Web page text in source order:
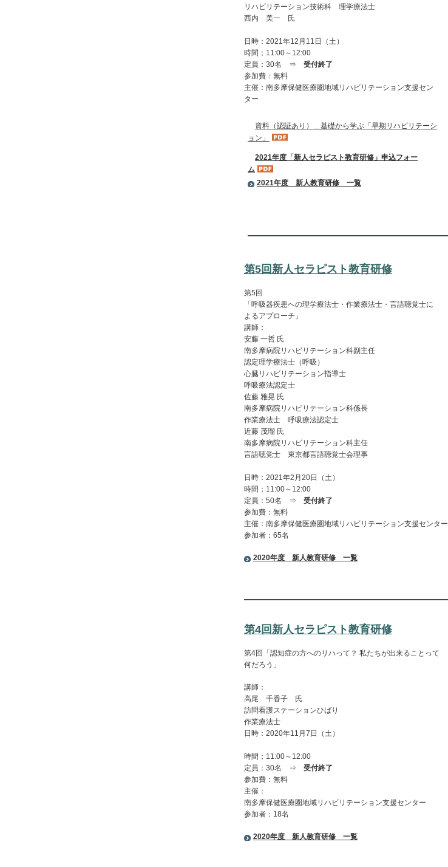
リハビリテーション技術科 理学療法士
西内 美一 氏
日時：2021年12月11日（土）
時間；11:00～12:00
定員：30名 ⇒ 受付終了
参加費：無料
主催：南多摩保健医療圏地域リハビリテーション支援セン
ター
資料（認証あり）＿基礎から学ぶ「早期リハビリテーシ
ョン」
2021年度「新人セラピスト教育研修」申込フォー
ム
2021年度 新人教育研修 一覧
第5回新人セラピスト教育研修
第5回
「呼吸器疾患への理学療法士・作業療法士・言語聴覚士に
よるアプローチ」
講師：
安藤 一哲 氏
南多摩病院リハビリテーション科副主任
認定理学療法士（呼吸）
心臓リハビリテーション指導士
呼吸療法認定士
佐藤 雅晃 氏
南多摩病院リハビリテーション科係長
作業療法士 呼吸療法認定士
近藤 茂瑠 氏
南多摩病院リハビリテーション科主任
言語聴覚士 東京都言語聴覚士会理事
日時：2021年2月20日（土）
時間；11:00～12:00
定員：50名 ⇒ 受付終了
参加費：無料
主催：南多摩保健医療圏地域リハビリテーション支援センター
参加者：65名
2020年度 新人教育研修 一覧
第4回新人セラピスト教育研修
第4回「認知症の方へのリハって？ 私たちが出来ることって
何だろう」
講師：
高尾 千香子 氏
訪問看護ステーションひばり
作業療法士
日時：2020年11月7日（土）
時間；11:00～12:00
定員：30名 ⇒ 受付終了
参加費：無料
主催：
南多摩保健医療圏地域リハビリテーション支援センター
参加者：18名
2020年度 新人教育研修 一覧